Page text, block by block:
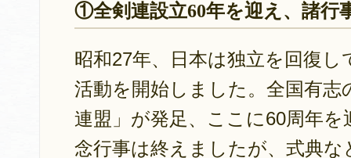
①全剣連設立60年を迎え、諸行
昭和27年、日本は独立を回復
活動を開始しました。全国有
連盟」が発足、ここに60周年
念行事は終えましたが、式典